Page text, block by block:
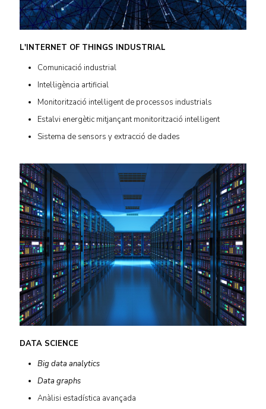
L'INTERNET OF THINGS INDUSTRIAL
Comunicació industrial
Intel·ligència artificial
Monitorització intel·ligent de processos industrials
Estalvi energètic mitjançant monitorització intel·ligent
Sistema de sensors y extracció de dades
DATA SCIENCE
Big data analytics
Data graphs
Anàlisi estadística avançada